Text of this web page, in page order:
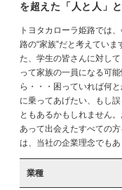
を超えた「人と人」
トヨタカローラ姫路では
路の“家族”だと考えてい
た、学生の皆さんに対し
って家族の一員になる可
ら・・・困っていれば何
に乗ってあげたい、もし
ともあるかもしれません
あって出会えたすべての
は、当社の企業理念でもあ
業種